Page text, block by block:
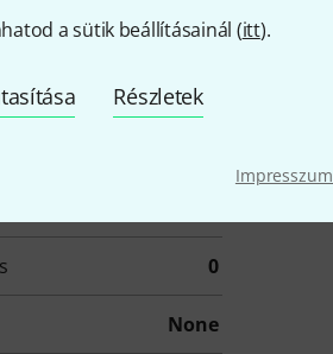
a sütik beállításainál (itt).
Részletek
Impresszum
8
10
0
None